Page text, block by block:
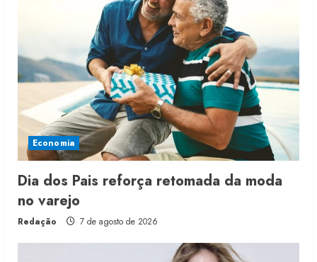
Economia
Dia dos Pais reforça retomada da moda
no varejo
Redação 7 de agosto de 2026